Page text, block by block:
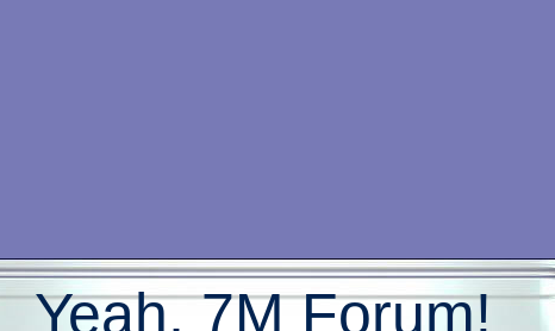
Yeah, 7M Forum!